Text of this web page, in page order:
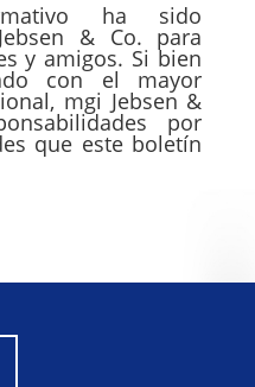
ha sido
& Co. para
y amigos. Si bien
con el mayor
mgi Jebsen &
por
que este boletín